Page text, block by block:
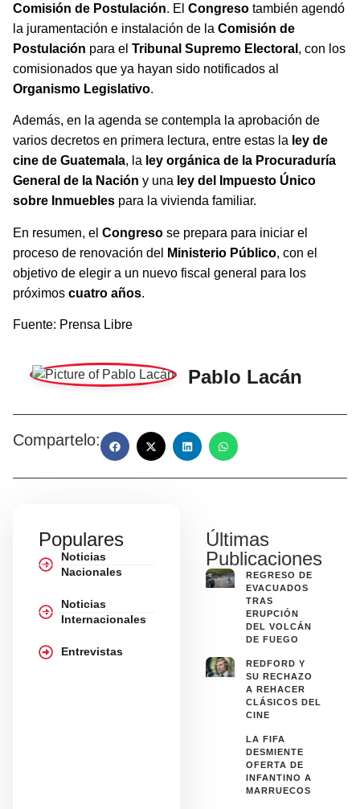
Comisión de Postulación. El Congreso también agendó
la juramentación e instalación de la Comisión de
Postulación para el Tribunal Supremo Electoral , con los
comisionados que ya hayan sido notificados al
Organismo Legislativo.
Además, en la agenda se contempla la aprobación de
varios decretos en primera lectura, entre estas la ley de
cine de Guatemala, la ley orgánica de la Procuraduría
General de la Nación y una ley del Impuesto Único
sobre Inmuebles para la vivienda familiar.
En resumen, el Congreso se prepara para iniciar el
proceso de renovación del
Ministerio Público, con el
objetivo de elegir a un nuevo fiscal general para los
próximos cuatro años.
Fuente: Prensa Libre
Pablo Lacán
Compartelo:
Populares
Noticias
Nacionales
Noticias
Internacionales
Entrevistas
Últimas
Publicaciones
REGRESO DE
EVACUADOS
TRAS
ERUPCIÓN
DEL VOLCÁN
DE FUEGO
REDFORD Y
SU RECHAZO
A REHACER
CLÁSICOS DEL
CINE
LA FIFA
DESMIENTE
OFERTA DE
INFANTINO A
MARRUECOS